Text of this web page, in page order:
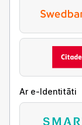
Ar e-Identitāti